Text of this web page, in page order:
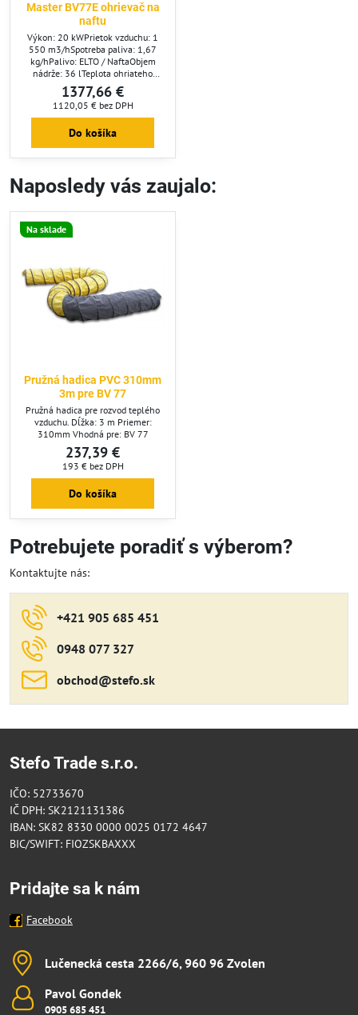
Master BV77E ohrievač na
naftu
Výkon: 20 kWPrietok vzduchu: 1
550 m3/hSpotreba paliva: 1,67
kg/hPalivo: ELTO / NaftaObjem
nádrže: 36 lTeplota ohriateho
vzduchu 93 CMožnosť termostatu:
ÁNOVýkon motora: 0,3 kWSieťové
napätie: 230/50 V/HzSpotreba
prúdu: 1,5 AČistá hmotnosť: 53
kgRozmery: 118 x 41 x 53
1377,66 €
1120,05 € bez DPH
Do košíka
Naposledy vás zaujalo:
Na sklade
Pružná hadica PVC 310mm
3m pre BV 77
Pružná hadica pre rozvod teplého
vzduchu. Dĺžka: 3 m Priemer:
310mm Vhodná pre: BV 77
237,39 €
193 € bez DPH
Do košíka
Potrebujete poradiť s výberom?
Kontaktujte nás:
+421 905 685 451
0948 077 327
obchod​@stefo​.sk
Stefo Trade s.r.o.
IČO: 52733670
IČ DPH: SK2121131386
IBAN: SK82 8330 0000 0025 0172 4647
BIC/SWIFT: FIOZSKBAXXX
Pridajte sa k nám
Facebook
Lučenecká cesta 2266/6, 960 96 Zvolen
Pavol Gondek
0905 685 451